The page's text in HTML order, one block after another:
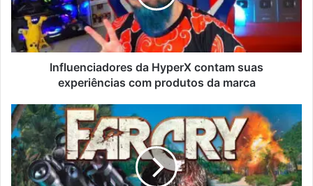
Influenciadores da HyperX contam suas
experiências com produtos da marca